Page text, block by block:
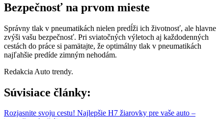
Bezpečnosť na prvom mieste
Správny tlak v pneumatikách nielen predĺži ich životnosť, ale hlavne
zvýši vašu bezpečnosť. Pri sviatočných výletoch aj každodenných
cestách do práce si pamätajte, že optimálny tlak v pneumatikách
najľahšie predíde zimným nehodám.
Redakcia Auto trendy.
Súvisiace články:
Rozjasnite svoju cestu! Najlepšie H7 žiarovky pre vaše auto –